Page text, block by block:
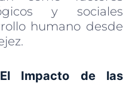
y sociales
humano desde
Impacto de las